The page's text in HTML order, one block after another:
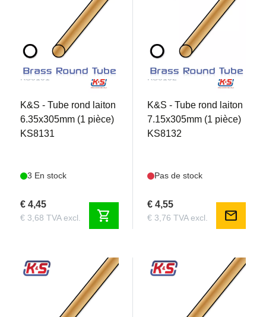
KS8131
K&S - Tube rond laiton
6.35x305mm (1 pièce)
KS8131
3 En stock
€ 4,45
€ 3,68 TVA excl. shopping_cart
KS8132
K&S - Tube rond laiton
7.15x305mm (1 pièce)
KS8132
Pas de stock
€ 4,55
€ 3,76 TVA excl. mail